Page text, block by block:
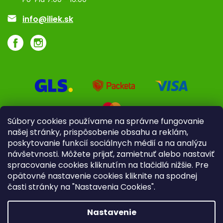
Súbory cookies používame na správne fungovanie
našej stránky, prispôsobenie obsahu a reklám,
poskytovanie funkcií sociálnych médií a na analýzu
návšetvnosti. Môžete prijať, zamietnuť alebo nastaviť
spracovanie cookies kliknutím na tlačidlá nižšie. Pre
opätovné nastavenie cookies kliknite na spodnej
časti stránky na "Nastavenia Cookies".
Nastavenie
info@iliek.sk
Pre firmy Poradenstvo
iliek.sk. Všetky práva vyhradené.